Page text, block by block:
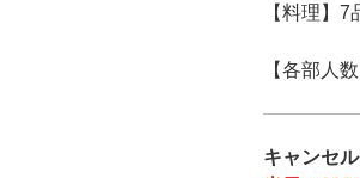
【料理】7
【各部人
キャンセ